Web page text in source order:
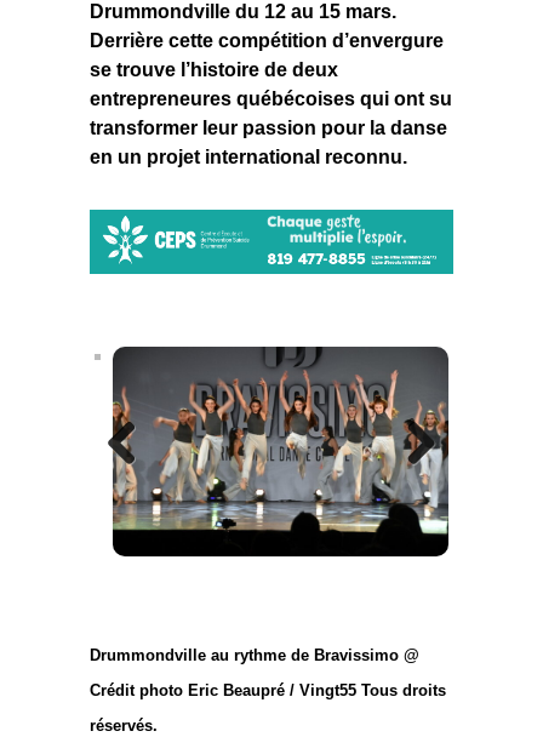
Drummondville du 12 au 15 mars.
Derrière cette compétition d’envergure
se trouve l’histoire de deux
entrepreneures québécoises qui ont su
transformer leur passion pour la danse
en un projet international reconnu.
Previous Next
Drummondville au rythme de Bravissimo @
Crédit photo Eric Beaupré / Vingt55 Tous droits
réservés.